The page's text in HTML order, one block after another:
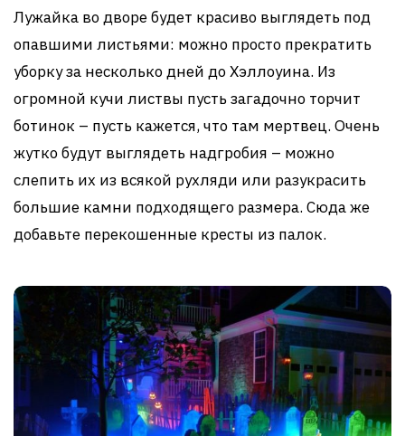
Лужайка во дворе будет красиво выглядеть под
опавшими листьями: можно просто прекратить
уборку за несколько дней до Хэллоуина. Из
огромной кучи листвы пусть загадочно торчит
ботинок – пусть кажется, что там мертвец. Очень
жутко будут выглядеть надгробия – можно
слепить их из всякой рухляди или разукрасить
большие камни подходящего размера. Сюда же
добавьте перекошенные кресты из палок.